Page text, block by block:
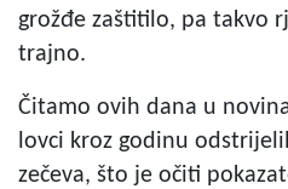
grožđe zaštitilo, pa takvo
trajno.
Čitamo ovih dana u
lovci kroz godinu
zečeva, što je očiti